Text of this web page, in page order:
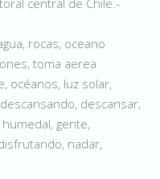
central de Chile.-
rocas, oceano
toma aerea
océanos, luz solar,
descansar,
gente,
nadar,